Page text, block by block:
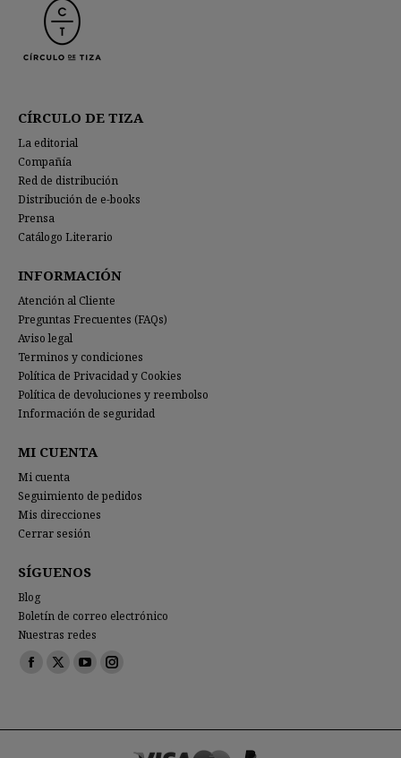
CÍRCULO DE TIZA
La editorial
Compañía
Red de distribución
Distribución de e-books
Prensa
Catálogo Literario
INFORMACIÓN
Atención al Cliente
Preguntas Frecuentes (FAQs)
Aviso legal
Terminos y condiciones
Política de Privacidad y Cookies
Política de devoluciones y reembolso
Información de seguridad
MI CUENTA
Mi cuenta
Seguimiento de pedidos
Mis direcciones
Cerrar sesión
SÍGUENOS
Blog
Boletín de correo electrónico
Nuestras redes
Encuéntranos en:
Facebook
X
YouTubeInstagram